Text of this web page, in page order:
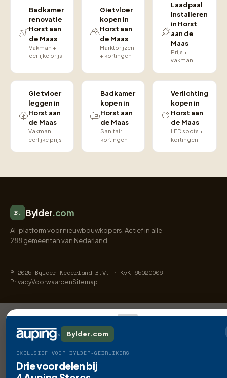
Badkamer
renovatie
Horst aan
de Maas
Vakman +
eerlijke prijs
Gietvloer
kopen in
Horst aan
de Maas
Marktprijzen
+ kortingen
Laadpaal
installeren
in Horst
aan de
Maas
Prijs +
vakman
Gietvloer
leggen in
Horst aan
de Maas
Vakman +
eerlijke prijs
Badkamer
kopen in
Horst aan
de Maas
Sanitair +
kortingen
Verlichting
kopen in
Horst aan
de Maas
LED spots +
kortingen
B. Bylder.com
AI-platform voor nieuwbouwkopers. Actief in alle
288 gemeenten van Nederland.
© 2025 Bylder Nederland B.V. · KvK 65020006
PrivacyVoorwaardenSitemap
× Bylder.com
EXCLUSIEF VOOR BYLDER-GEBRUIKERS
Drie voordelen bij